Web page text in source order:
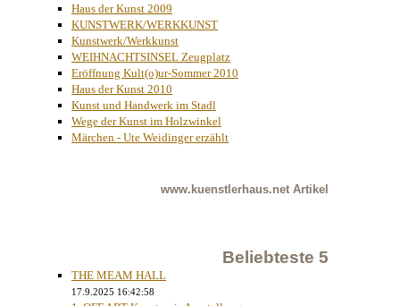
Haus der Kunst 2009
KUNSTWERK/WERKKUNST
Kunstwerk/Werkkunst
WEIHNACHTSINSEL Zeugplatz
Eröffnung Kult(o)ur-Sommer 2010
Haus der Kunst 2010
Kunst und Handwerk im Stadl
Wege der Kunst im Holzwinkel
Märchen - Ute Weidinger erzählt
www.kuenstlerhaus.net Artikel
Beliebteste 5
THE MEAM HALL
17.9.2025 16:42:58